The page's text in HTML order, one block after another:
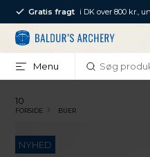
Gratis fragt i DK over 800 kr.,
Menu
10
FORSIDE BUER
NYHED